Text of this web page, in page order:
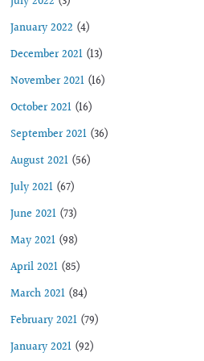
January 2022 (4)
December 2021 (13)
November 2021 (16)
October 2021 (16)
September 2021 (36)
August 2021 (56)
July 2021 (67)
June 2021 (73)
May 2021 (98)
April 2021 (85)
March 2021 (84)
February 2021 (79)
January 2021 (92)